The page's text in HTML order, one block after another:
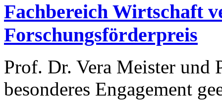
Fachbereich Wirtschaft
Forschungsförderpreis
Prof. Dr. Vera Meister
besonderes Engagement